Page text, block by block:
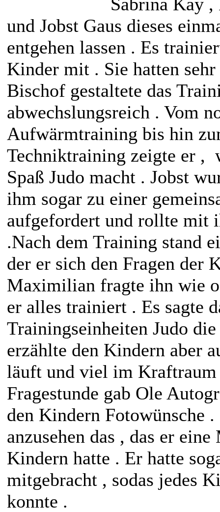
und Jobst Gaus dieses
entgehen lassen . Es
Kinder mit . Sie hatten
Bischof gestaltete das
abwechslungsreich . Vom
Aufwärmtraining bis hin
Techniktraining zeigte er ,
Spaß Judo macht . Jobst
ihm sogar zu einer
aufgefordert und rollte mit
.Nach dem Training stand
der er sich den Fragen der
Maximilian fragte ihn wie
er alles trainiert . Es sagte
Trainingseinheiten Judo
erzählte den Kindern aber
läuft und viel im
Fragestunde gab Ole
den Kindern Fotowünsche
anzusehen das , das er
Kindern hatte . Er hatte
mitgebracht , sodas jedes
konnte .